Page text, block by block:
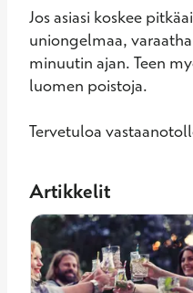
Jos asiasi koskee
uniongelmaa,
minuutin ajan. Teen
luomen poistoja.
Tervetuloa
Artikkelit